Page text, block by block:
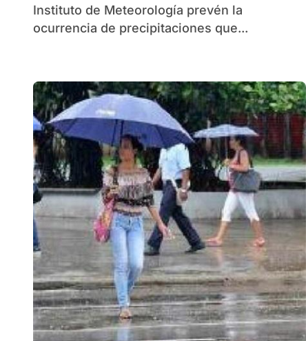
Instituto de Meteorología prevén la
ocurrencia de precipitaciones que...